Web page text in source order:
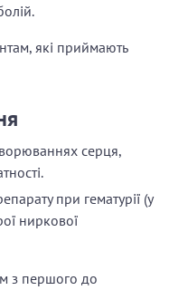
які приймають
серця,
при гематурії (у
ниркової
з першого до